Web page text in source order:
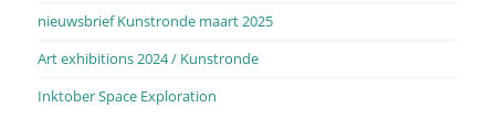
nieuwsbrief Kunstronde maart 2025
Art exhibitions 2024 / Kunstronde
Inktober Space Exploration